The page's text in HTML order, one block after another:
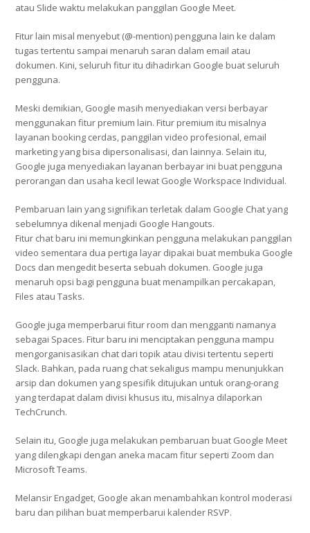
atau Slide waktu melakukan panggilan Google Meet.
Fitur lain misal menyebut (@-mention) pengguna lain ke dalam
tugas tertentu sampai menaruh saran dalam email atau
dokumen. Kini, seluruh fitur itu dihadirkan Google buat seluruh
pengguna.
Meski demikian, Google masih menyediakan versi berbayar
menggunakan fitur premium lain. Fitur premium itu misalnya
layanan booking cerdas, panggilan video profesional, email
marketing yang bisa dipersonalisasi, dan lainnya. Selain itu,
Google juga menyediakan layanan berbayar ini buat pengguna
perorangan dan usaha kecil lewat Google Workspace Individual.
Pembaruan lain yang signifikan terletak dalam Google Chat yang
sebelumnya dikenal menjadi Google Hangouts.
Fitur chat baru ini memungkinkan pengguna melakukan panggilan
video sementara dua pertiga layar dipakai buat membuka Google
Docs dan mengedit beserta sebuah dokumen. Google juga
menaruh opsi bagi pengguna buat menampilkan percakapan,
Files atau Tasks.
Google juga memperbarui fitur room dan mengganti namanya
sebagai Spaces. Fitur baru ini menciptakan pengguna mampu
mengorganisasikan chat dari topik atau divisi tertentu seperti
Slack. Bahkan, pada ruang chat sekaligus mampu menunjukkan
arsip dan dokumen yang spesifik ditujukan untuk orang-orang
yang terdapat dalam divisi khusus itu, misalnya dilaporkan
TechCrunch.
Selain itu, Google juga melakukan pembaruan buat Google Meet
yang dilengkapi dengan aneka macam fitur seperti Zoom dan
Microsoft Teams.
Melansir Engadget, Google akan menambahkan kontrol moderasi
baru dan pilihan buat memperbarui kalender RSVP.